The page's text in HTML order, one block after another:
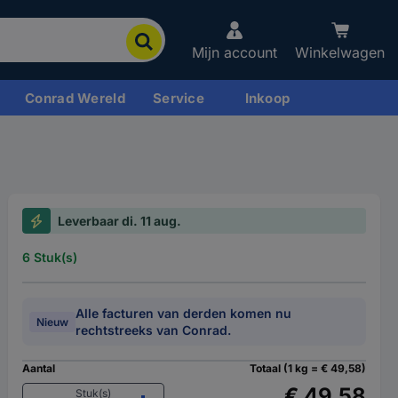
Mijn account Winkelwagen
Conrad Wereld Service Inkoop
Leverbaar di. 11 aug.
6 Stuk(s)
Nieuw
Alle facturen van derden komen nu
rechtstreeks van Conrad.
Aantal
Stuk(s)
Totaal (1 kg = € 49,58)